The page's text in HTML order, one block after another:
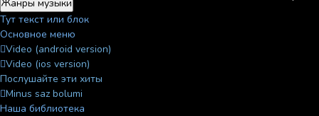
Жанры музыки
Тут текст или блок
Основное меню
Video (android version)
Video (ios version)
Послушайте эти хиты
Minus saz bolumi
Наша библиотека